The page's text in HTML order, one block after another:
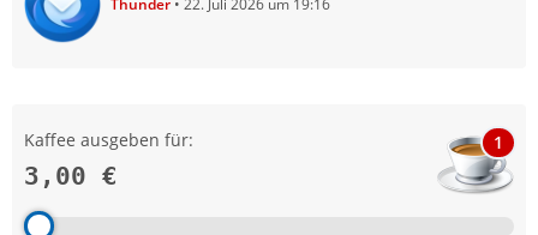
Thunder 22. Juli 2026 um 19:16
Kaffee ausgeben für:
3,00 €
1